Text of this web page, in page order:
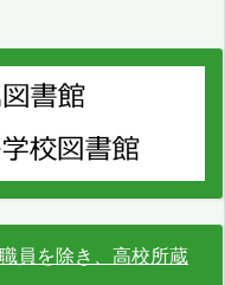
員を除き、高校所蔵